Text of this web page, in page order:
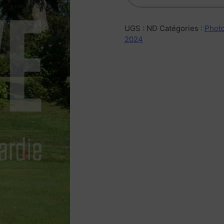
UGS : ND Catégories :
2024